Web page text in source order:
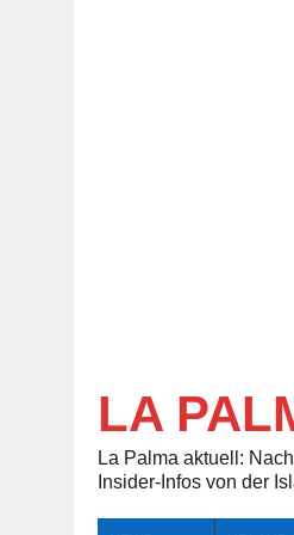
LA
La Palma aktuell:
Insider-Infos von der